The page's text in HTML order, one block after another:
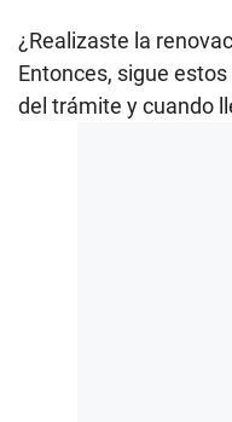
¿Realizaste la
Entonces, sigue
del trámite y cuando